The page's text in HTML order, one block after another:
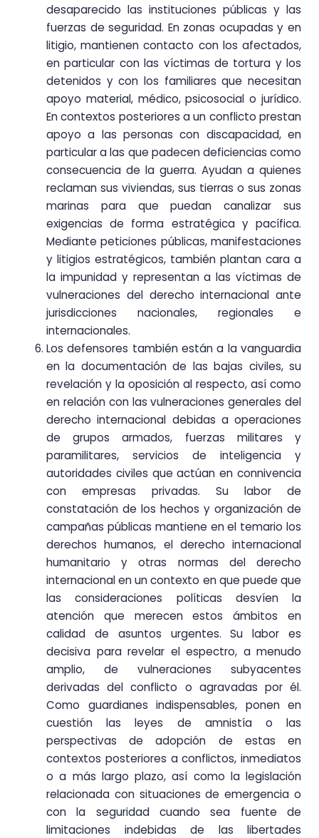
desaparecido las instituciones públicas y las
fuerzas de seguridad. En zonas ocupadas y en
litigio, mantienen contacto con los afectados,
en particular con las víctimas de tortura y los
detenidos y con los familiares que necesitan
apoyo material, médico, psicosocial o jurídico.
En contextos posteriores a un conflicto prestan
apoyo a las personas con discapacidad, en
particular a las que padecen deficiencias como
consecuencia de la guerra. Ayudan a quienes
reclaman sus viviendas, sus tierras o sus zonas
marinas para que puedan canalizar sus
exigencias de forma estratégica y pacífica.
Mediante peticiones públicas, manifestaciones
y litigios estratégicos, también plantan cara a
la impunidad y representan a las víctimas de
vulneraciones del derecho internacional ante
jurisdicciones nacionales, regionales e
internacionales.
Los defensores también están a la vanguardia
en la documentación de las bajas civiles, su
revelación y la oposición al respecto, así como
en relación con las vulneraciones generales del
derecho internacional debidas a operaciones
de grupos armados, fuerzas militares y
paramilitares, servicios de inteligencia y
autoridades civiles que actúan en connivencia
con empresas privadas. Su labor de
constatación de los hechos y organización de
campañas públicas mantiene en el temario los
derechos humanos, el derecho internacional
humanitario y otras normas del derecho
internacional en un contexto en que puede que
las consideraciones políticas desvíen la
atención que merecen estos ámbitos en
calidad de asuntos urgentes. Su labor es
decisiva para revelar el espectro, a menudo
amplio, de vulneraciones subyacentes
derivadas del conflicto o agravadas por él.
Como guardianes indispensables, ponen en
cuestión las leyes de amnistía o las
perspectivas de adopción de estas en
contextos posteriores a conflictos, inmediatos
o a más largo plazo, así como la legislación
relacionada con situaciones de emergencia o
con la seguridad cuando sea fuente de
limitaciones indebidas de las libertades